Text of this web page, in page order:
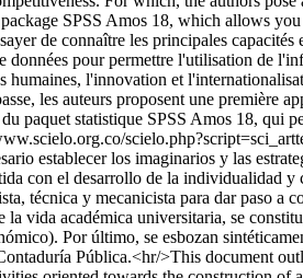
SPSS Amos 18, which allows
de connaître les principales
pour permettre l'utilisation de
l'innovation et
les auteurs proposent une première
paquet statistique SPSS Amos 18, qui
establecer los imaginarios y las
con el desarrollo de la individualidad
técnica y mecanicista para dar paso a
vida académica universitaria, se
Por último, se esbozan
Pública.<hr/>This document